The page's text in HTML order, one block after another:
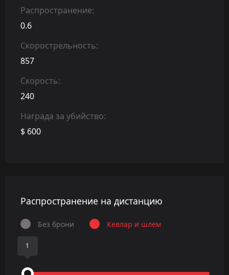
Распространение:
0.6
Скорострельность:
857
Скорость:
240
Награда за убийство:
$ 600
Распространение на дистанцию
Без брони Кевлар и шлем
1